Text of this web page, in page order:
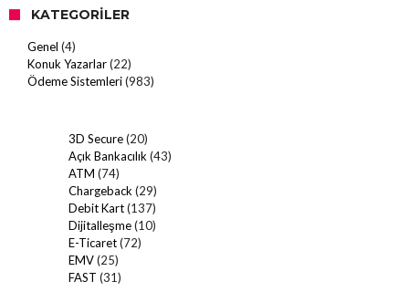
KATEGORILER
Genel (4)
Konuk Yazarlar(22)
Ödeme Sistemleri(983)
3D Secure(20)
Açık Bankacılık(43)
ATM (74)
Chargeback(29)
Debit Kart(137)
Dijitalleşme(10)
E-Ticaret(72)
EMV(25)
FAST (31)